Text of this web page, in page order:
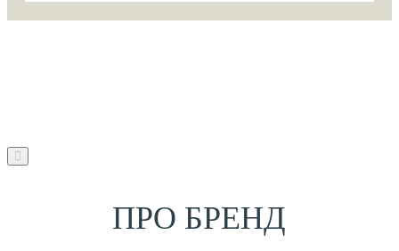
ПРО БРЕНД